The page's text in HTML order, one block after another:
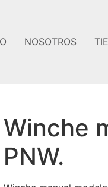
NOSOTROS
Winche
PNW.